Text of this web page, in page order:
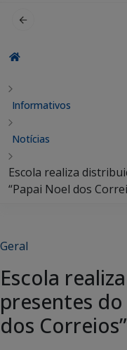
Informativos
Notícias
Escola realiza
“Papai Noel dos
Geral
Escola
presentes
dos Correios”